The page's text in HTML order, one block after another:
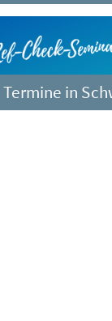
Termine in